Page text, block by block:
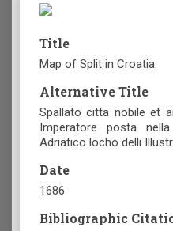
Title
Map of Split in Croatia.
Alternative Title
Spallato citta nobile et
Imperatore posta
Adriatico locho delli
Date
1686
Bibliographic